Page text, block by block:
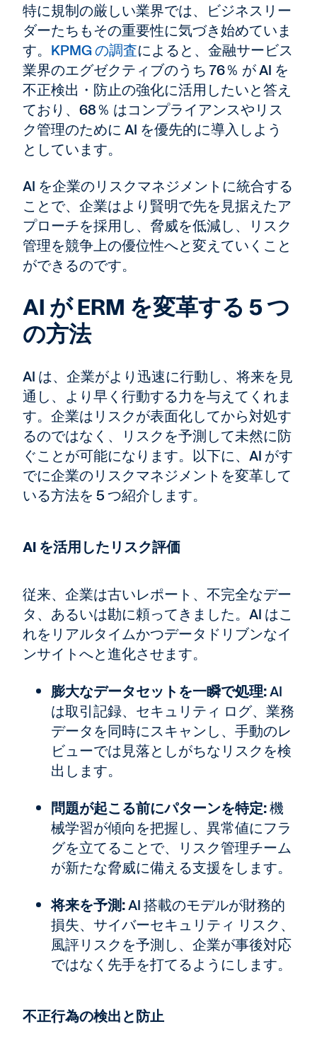
特に規制の厳しい業界では、ビジネスリー
ダーたちもその重要性に気づき始めていま
す。 KPMG の調査によると、金融サービス
業界のエグゼクティブのうち 76％ が AI を
不正検出・防止の強化に活用したいと答え
ており、68％ はコンプライアンスやリス
ク管理のために AI を優先的に導入しよう
としています。
AI を企業のリスクマネジメントに統合する
ことで、企業はより賢明で先を見据えたア
プローチを採用し、脅威を低減し、リスク
管理を競争上の優位性へと変えていくこと
ができるのです。
AI が ERM を変革する 5 つ
の方法
AI は、企業がより迅速に行動し、将来を見
通し、より早く行動する力を与えてくれま
す。企業はリスクが表面化してから対処す
るのではなく、リスクを予測して未然に防
ぐことが可能になります。以下に、AI がす
でに企業のリスクマネジメントを変革して
いる方法を 5 つ紹介します。
AI を活用したリスク評価
従来、企業は古いレポート、不完全なデー
タ、あるいは勘に頼ってきました。AI はこ
れをリアルタイムかつデータドリブンなイ
ンサイトへと進化させます。
膨大なデータセットを一瞬で処理:AI
は取引記録、セキュリティ ログ、業務
データを同時にスキャンし、手動のレ
ビューでは見落としがちなリスクを検
出します。
問題が起こる前にパターンを特定:機
械学習が傾向を把握し、異常値にフラ
グを立てることで、リスク管理チーム
が新たな脅威に備える支援をします。
将来を予測:AI 搭載のモデルが財務的
損失、サイバーセキュリティ リスク、
風評リスクを予測し、企業が事後対応
ではなく先手を打てるようにします。
不正行為の検出と防止